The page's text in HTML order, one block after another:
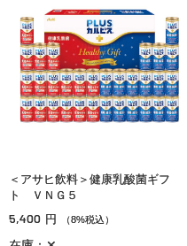
＜アサヒ飲料＞健康乳酸菌ギフ
ト ＶＮＧ５
5,400 円 （8%税込）